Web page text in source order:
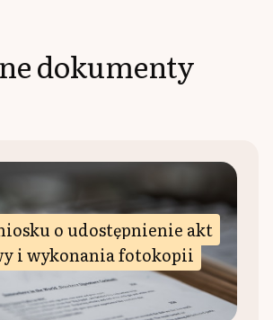
dokumenty
o udostępnienie akt
i wykonania fotokopii